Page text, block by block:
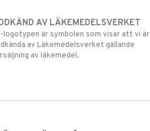
AV LÄKEMEDELSVERKET
logotypen är symbolen som visar att vi är
av Läkemedelsverket gällande
av läkemedel.